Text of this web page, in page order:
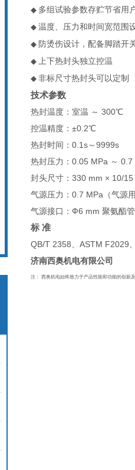
◆ 多组试验参数存贮节省用
◆ 温度、压力和时间宽范围
◆ 防烫伤设计，配备脚踏开
◆ 上下热封头独立控温
◆ 非标尺寸热封头可以定制
技术参数
热封温度：室温 ～ 300℃
控温精度：±0.2℃
热封时间： 0.1s～9999s
热封压力： 0.05 MPa ～ 0.7
封头尺寸： 330 mm × 10/15
气源压力： 0.7 MPa （气源
气源接口：Ф6 mm 聚氨酯管
标 准
QB/T 2358 ASTM F2029
济南西奥机电有限公司
注： 西奥机电始终致力于产品性能和功能的创新